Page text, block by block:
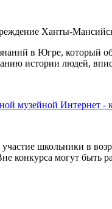
Ханты-
в Югре, который
истории людей,
музейной Интернет -
школьники в
конкурса могут быть